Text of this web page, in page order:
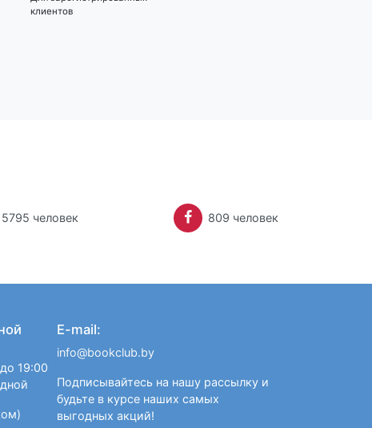
клиентов
5795 человек 809 человек
19:00
E-mail:
info@bookclub.by
Подписывайтесь на нашу рассылку и
будьте в курсе наших самых
выгодных акций!